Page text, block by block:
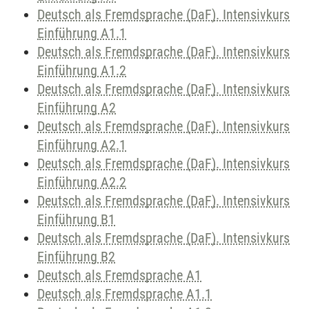
Deutsch als Fremdsprache (DaF). Intensivkurs
Einführung A1.1
Deutsch als Fremdsprache (DaF). Intensivkurs
Einführung A1.2
Deutsch als Fremdsprache (DaF). Intensivkurs
Einführung A2
Deutsch als Fremdsprache (DaF). Intensivkurs
Einführung A2.1
Deutsch als Fremdsprache (DaF). Intensivkurs
Einführung A2.2
Deutsch als Fremdsprache (DaF). Intensivkurs
Einführung B1
Deutsch als Fremdsprache (DaF). Intensivkurs
Einführung B2
Deutsch als Fremdsprache A1
Deutsch als Fremdsprache A1.1